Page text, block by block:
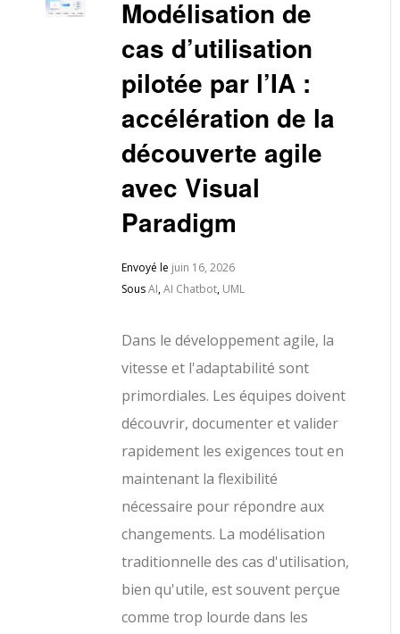
Modélisation de
cas d’utilisation
pilotée par l’IA :
accélération de la
découverte agile
avec Visual
Paradigm
Envoyé le juin 16, 2026
SousAI,AI Chatbot, UML
Dans le développement agile, la
vitesse et l'adaptabilité sont
primordiales. Les équipes doivent
découvrir, documenter et valider
rapidement les exigences tout en
maintenant la flexibilité
nécessaire pour répondre aux
changements. La modélisation
traditionnelle des cas d'utilisation,
bien qu'utile, est souvent perçue
comme trop lourde dans les